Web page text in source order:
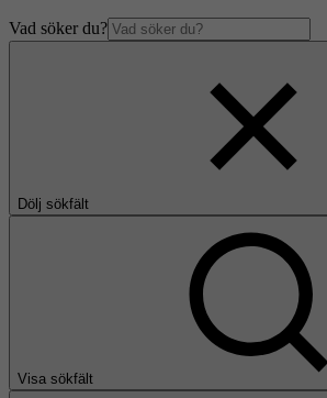
Vad söker du?
Dölj sökfält
Visa sökfält